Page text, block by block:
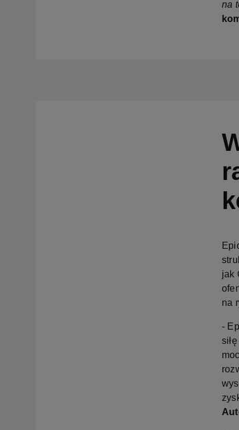
na
jak
na
-